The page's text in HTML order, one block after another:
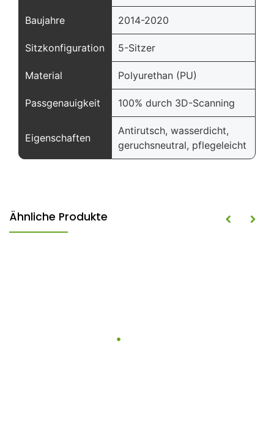
Baujahre 2014-2020
Sitzkonfiguration 5-Sitzer
Material Polyurethan (PU)
Passgenauigkeit 100% durch 3D-Scanning
Eigenschaften
Antirutsch, wasserdicht,
geruchsneutral, pflegeleicht
Ähnliche Produkte